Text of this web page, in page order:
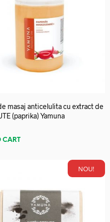
masaj anticelulita cu extract de
(paprika) Yamuna
NOU!